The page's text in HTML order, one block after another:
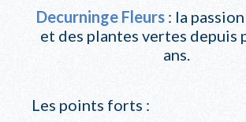
Decurninge Fleurs : la
et des plantes vertes depuis
ans.
Les points forts :